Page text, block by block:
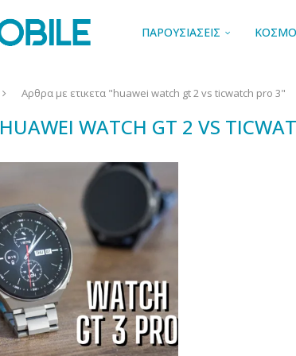
ΠΑΡΟΥΣΙΑΣΕΙΣ
Αρθρα με ετικετα "huawei watch gt 2 vs ticwatch pro 3"
HUAWEI WATCH GT 2 VS